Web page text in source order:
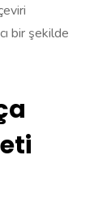
bir şekilde